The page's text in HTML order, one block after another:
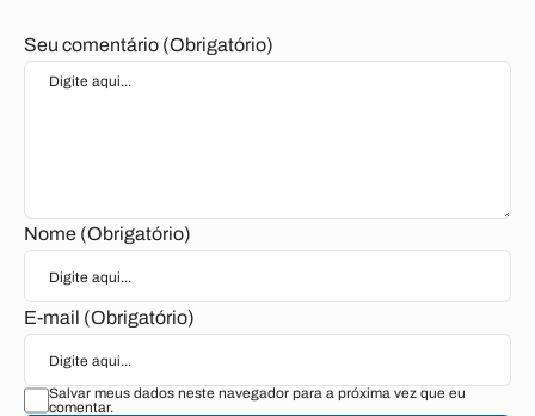
Seu comentário (Obrigatório)
Nome (Obrigatório)
E-mail (Obrigatório)
Salvar meus dados neste navegador para a próxima vez que eu
comentar.